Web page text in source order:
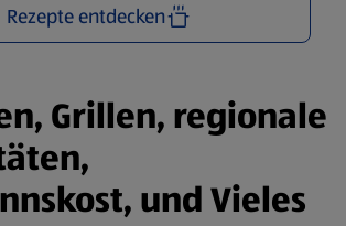
Rezepte entdecken
Grillen, regionale
und Vieles